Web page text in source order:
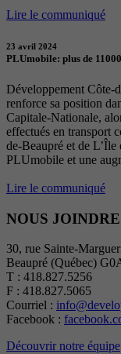
Lire le communiqué
23 avril 2024
PLUmobile: plus de
Développement Côte-
renforce sa position
Capitale-Nationale,
effectués en transport
de-Beaupré et de
PLUmobile et une
Lire le communiqué
NOUS JOINDRE
30, rue Sainte-
Beaupré (Québec)
T : 418.827.5256
F : 418.827.5065
Courriel :
Facebook :
Découvrir notre équipe